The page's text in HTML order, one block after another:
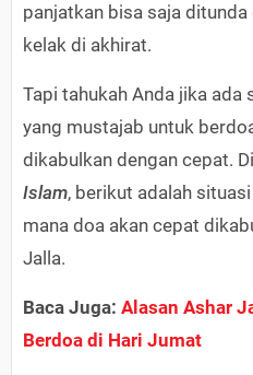
panjatkan bisa saja
kelak di akhirat.
Tapi tahukah Anda jika ada
yang mustajab untuk
dikabulkan dengan cepat.
Islam, berikut adalah
mana doa akan cepat
Jalla.
Baca Juga: Alasan Ashar
Berdoa di Hari Jumat